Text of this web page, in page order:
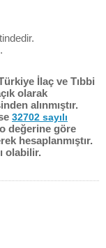
İlaç ve Tıbbi
olarak
alınmıştır.
32702 sayılı
değerine göre
hesaplanmıştır.
olabilir.